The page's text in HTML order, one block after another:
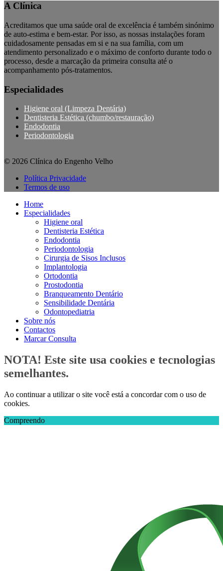
A Clínica
Acreditamos que uma saúde oral de excelência é também sinónimo
de auto-estima e bem-estar. Por isso, as nossas instalações foram
cuidadosamente pensadas em si e na sua família, com um
atendimento personalizado e o máximo de conforto durante todo o
processo, desde a marcação da primeira consulta até o
acompanhamento pós-tratamentos.
Especialidades
Higiene oral (Limpeza Dentária)
Dentisteria Estética (chumbo/restauração)
Endodontia
Periodontologia
© 2026 Clínica do Engenho Velho
Política Privacidade
Termos de uso
Home
Especialidades
Higiene oral
Dentisteria Estética
Endodontia
Periodontologia
Cirurgia de Sisos Inclusos
Implantologia
Ortodontia
Prostodontia
Branqueamento Dentário
Sensibilidade Dentária
Odontopediatria
Sobre nós
Contactos
Marcar Consulta
NOTA! Este site usa cookies e tecnologias
semelhantes.
Ao continuar a utilizar o site você está a concordar com o uso de
cookies.
Compreendo